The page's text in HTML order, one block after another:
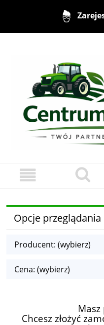
Opcje przeglądania
Producent: (wybierz)
Cena: (wybierz)
Masz
Chcesz złożyć